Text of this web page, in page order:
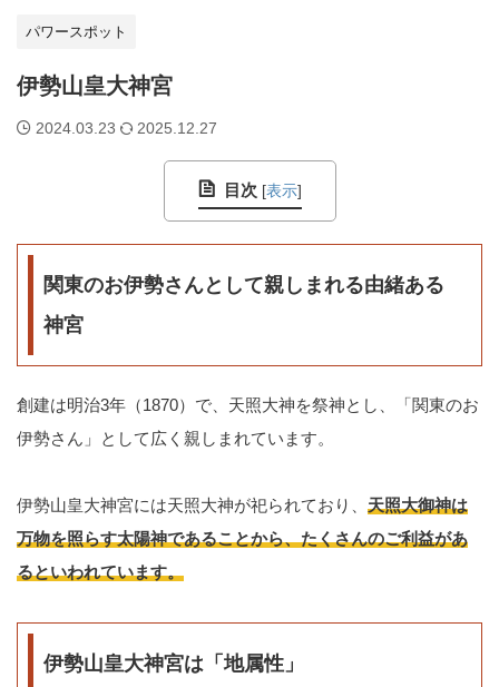
パワースポット
伊勢山皇大神宮
2024.03.23 2025.12.27
目次 [表示]
関東のお伊勢さんとして親しまれる由緒ある
神宮
創建は明治3年（1870）で、天照大神を祭神とし、「関東のお
伊勢さん」として広く親しまれています。
伊勢山皇大神宮には天照大神が祀られており、 天照大御神は
万物を照らす太陽神であることから、たくさんのご利益があ
るといわれています。
伊勢山皇大神宮は「地属性」